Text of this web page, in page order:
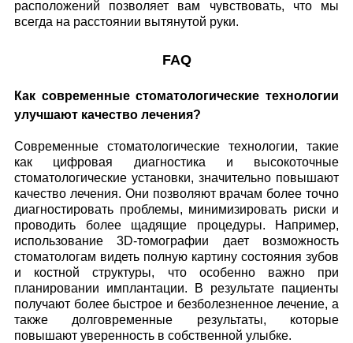
расположений позволяет вам чувствовать, что мы
всегда на расстоянии вытянутой руки.
FAQ
Как современные стоматологические технологии
улучшают качество лечения?
Современные стоматологические технологии, такие
как цифровая диагностика и высокоточные
стоматологические установки, значительно повышают
качество лечения. Они позволяют врачам более точно
диагностировать проблемы, минимизировать риски и
проводить более щадящие процедуры. Например,
использование 3D-томографии дает возможность
стоматологам видеть полную картину состояния зубов
и костной структуры, что особенно важно при
планировании имплантации. В результате пациенты
получают более быстрое и безболезненное лечение, а
также долговременные результаты, которые
повышают уверенность в собственной улыбке.